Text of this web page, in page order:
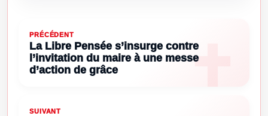
PRÉCÉDENT
La Libre Pensée s’insurge contre
l’invitation du maire à une messe
d’action de grâce
SUIVANT